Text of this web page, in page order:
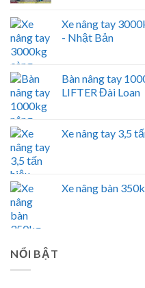
Xe nâng tay
- Nhật Bản
Bàn nâng tay
LIFTER Đài Loan
Xe nâng tay 3,5
Xe nâng bàn
NỔI BẬT